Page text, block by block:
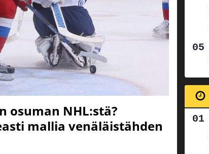
osuman NHL:stä?
mallia venäläistähden